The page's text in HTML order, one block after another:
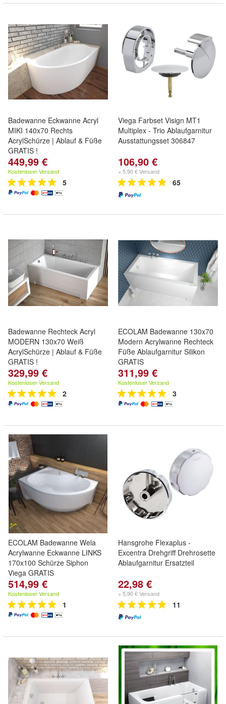
Badewanne Eckwanne Acryl
MIKI 140x70 Rechts
AcrylSchürze | Ablauf & Füße
GRATIS !
449,99 €
Kostenloser Versand
5
Viega Farbset Visign MT1
Multiplex - Trio Ablaufgarnitur
Ausstattungsset 306847
106,90 €
+ 5,90 € Versand
65
Badewanne Rechteck Acryl
MODERN 130x70 Weiß
AcrylSchürze | Ablauf & Füße
GRATIS !
329,99 €
Kostenloser Versand
2
ECOLAM Badewanne 130x70
Modern Acrylwanne Rechteck
Füße Ablaufgarnitur Silikon
GRATIS
311,99 €
Kostenloser Versand
3
ECOLAM Badewanne Wela
Acrylwanne Eckwanne LINKS
170x100 Schürze Siphon
Viega GRATIS
514,99 €
Kostenloser Versand
1
Hansgrohe Flexaplus -
Excentra Drehgriff Drehrosette
Ablaufgarnitur Ersatzteil
22,98 €
+ 5,90 € Versand
11